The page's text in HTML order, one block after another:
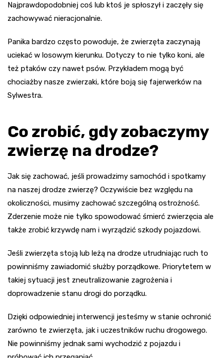
Najprawdopodobniej coś lub ktoś je spłoszył i zaczęły się
zachowywać nieracjonalnie.
Panika bardzo często powoduje, że zwierzęta zaczynają
uciekać w losowym kierunku. Dotyczy to nie tylko koni, ale
też ptaków czy nawet psów. Przykładem mogą być
chociażby nasze zwierzaki, które boją się fajerwerków na
Sylwestra.
Co zrobić, gdy zobaczymy
zwierzę na drodze?
Jak się zachować, jeśli prowadzimy samochód i spotkamy
na naszej drodze zwierzę? Oczywiście bez względu na
okoliczności, musimy zachować szczególną ostrożność.
Zderzenie może nie tylko spowodować śmierć zwierzęcia ale
także zrobić krzywdę nam i wyrządzić szkody pojazdowi.
Jeśli zwierzęta stoją lub leżą na drodze utrudniając ruch to
powinniśmy zawiadomić służby porządkowe. Priorytetem w
takiej sytuacji jest zneutralizowanie zagrożenia i
doprowadzenie stanu drogi do porządku.
Dzięki odpowiedniej interwencji jesteśmy w stanie ochronić
zarówno te zwierzęta, jak i uczestników ruchu drogowego.
Nie powinniśmy jednak sami wychodzić z pojazdu i